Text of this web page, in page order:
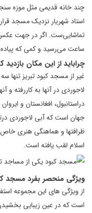
چند خانه‌ قدیمی مثل موزه‌
استاد شهریار نزدیک مسجد
تماشایی‌ست. اگر در جهت
ساعت می‌رسید و کمی که
چراباید از این مکان بازدید
غیر از مسجد کبود تبریز تنها
لاجوردی در آنها به کاررفته و
دراستانبول، افغانستان و
جهان است که آبی لاجوردی
ظرافتها و هماهنگی هنری خاص
اسلام لقب یافته است.
ویژگی منحصر بفرد مسجد
از ویژگی های این مجموعه
است که در عین زیبایی